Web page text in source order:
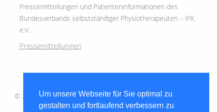
Um unsere Webseite für Sie optimal zu
gestalten und fortlaufend verbessern zu
Pressemitteilungen und Patienteninformationen des
Bundesverbands selbstständiger Physiotherapeuten – IFK
e.V..
Pressemitteilungen
© 2015 | Physiotherapie und Krankengymnastik-Praxis Heine-
Goldammer | Realisation:UPROCKET MEDIA